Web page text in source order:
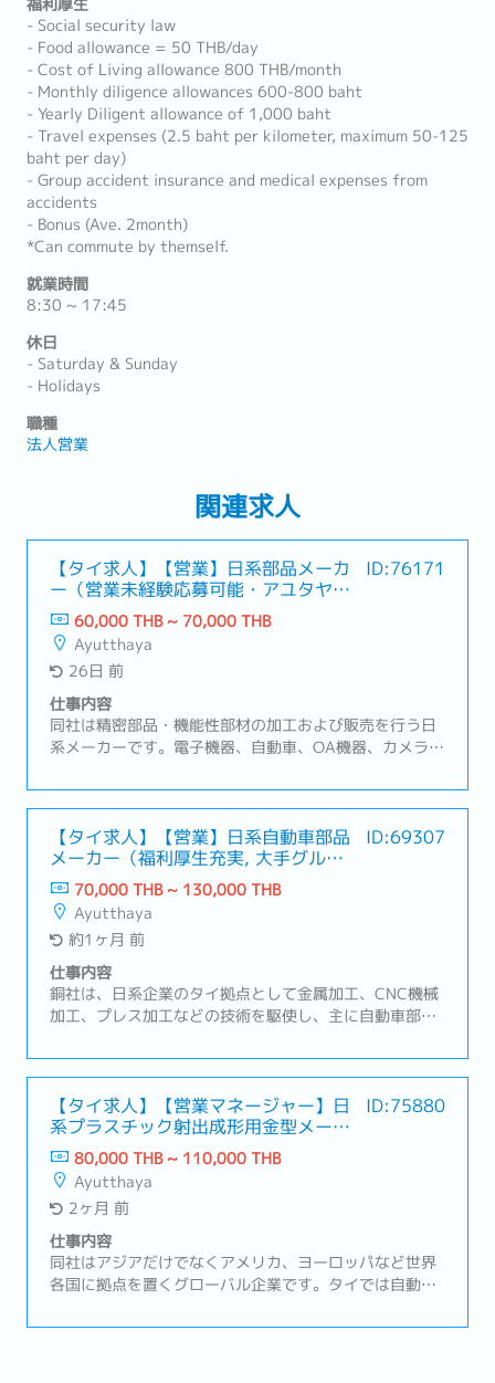
福利厚生
- Social security law
- Food allowance = 50 THB/day
- Cost of Living allowance 800 THB/month
- Monthly diligence allowances 600-800 baht
- Yearly Diligent allowance of 1,000 baht
- Travel expenses (2.5 baht per kilometer, maximum 50-125
baht per day)
- Group accident insurance and medical expenses from
accidents
- Bonus (Ave. 2month)
*Can commute by themself.
就業時間
8:30 ~ 17:45
休日
- Saturday & Sunday
- Holidays
職種
法人営業
関連求人
【タイ求人】【営業】日系部品メーカ
ー（営業未経験応募可能・アユタヤ勤
務）
ID:76171
60,000 THB ~ 70,000 THB
Ayutthaya
26日 前
仕事内容
同社は精密部品・機能性部材の加工および販売を行う日
系メーカーです。電子機器、自動車、OA機器、カメラ関
の日系大手メーカーとも多数取引があります。営業職を
募集しています。【業務内容】・既存顧客（日系メーカ
ー中心）への営業活動・顧客との定期訪問・関係構築・
見積作成および納期調整・社内関連部署との調整業務・
日本本社とのやり取り・新規案件情報の収集・顧客から
の問い合わせ対応・営業レポート作成・営業時はドライ
バー付き社用車を利用
【タイ求人】【営業】日系自動車部品
メーカー（福利厚生充実, 大手グルー
プ）
ID:69307
70,000 THB ~ 130,000 THB
Ayutthaya
約1ヶ月 前
仕事内容
銅社は、日系企業のタイ拠点として金属加工、CNC機械
加工、プレス加工などの技術を駆使し、主に自動車部品
車部品のみを取り扱っておりますが、日本本社では医療
機器部品の製造も行っており、将来的にはタイでも医療
機器部品の展開を目指しております。現在タイ拠点には
営業担当者がおらず、日本の営業担当者が出張ベースで
タイに来ている状況です。そこで、自動車業界のTier1も
しくはTier2とのコネクションがある方（Tier1,Tier2向
けの営業経験がある方など）を即戦力として1名募集致
します。現時点では部下を持たず自ら最前線に立って営
業頂くポジションです。アユタヤ工は全体で460名が在
籍しており、営業コーディネーター、マネージャーが各
1名所属している組織です。【業務内容】- 新規顧客の開
ヤ、ラヨーン等,訪問時は自家用車自走）- マネージャー
【タイ求人】【営業マネージャー】日
系プラスチック射出成形用金型メーカ
ー
ID:75880
80,000 THB ~ 110,000 THB
Ayutthaya
2ヶ月 前
仕事内容
同社はアジアだけでなくアメリカ、ヨーロッパなど世界
各国に拠点を置くグローバル企業です。タイでは自動車
ションは営業職【業務内容】・顧客との契約および調